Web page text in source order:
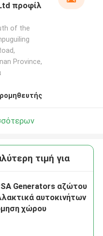
προφίλ
of the
Province,
τιμή για
Generators αζώτου
αυτοκινήτων
χώρου